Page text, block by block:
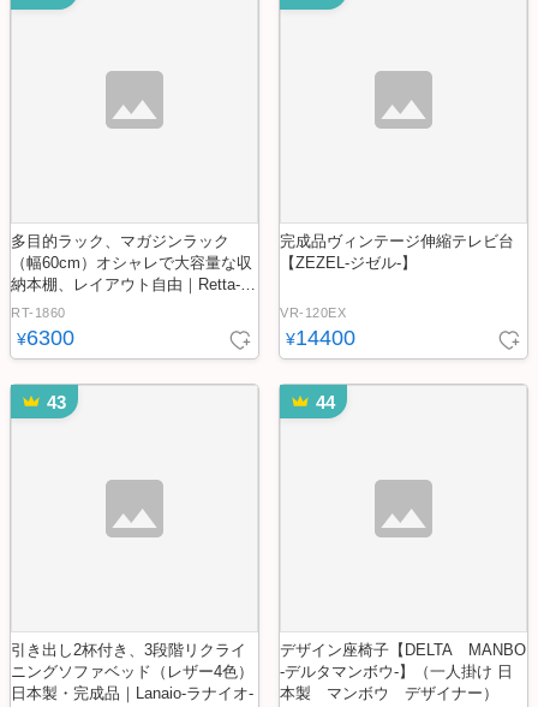
多目的ラック、マガジンラック
（幅60cm）オシャレで大容量な収
納本棚、レイアウト自由｜Retta-レ
ッタ-
RT-1860
¥6300
完成品ヴィンテージ伸縮テレビ台
【ZEZEL-ジゼル-】
VR-120EX
¥14400
43
引き出し2杯付き、3段階リクライ
ニングソファベッド（レザー4色）
日本製・完成品｜Lanaio-ラナイオ-
44
デザイン座椅子【DELTA MANBO
-デルタマンボウ-】（一人掛け 日
本製 マンボウ デザイナー）